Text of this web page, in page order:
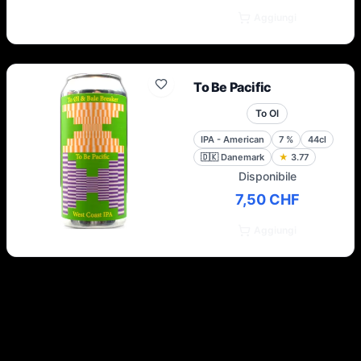
To Be Pacific
To Ol
IPA - American 7 %
44cl
🇩🇰 Danemark ★ 3.77
Disponibile
7,50 CHF